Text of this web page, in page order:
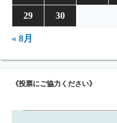
29 30
« 8月
《投票にご協力ください》